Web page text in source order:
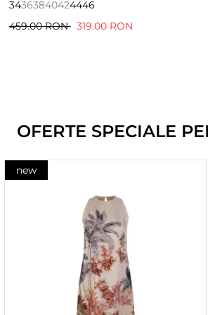
34363840424446
459.00 RON 319.00 RON
OFERTE SPECIALE
new